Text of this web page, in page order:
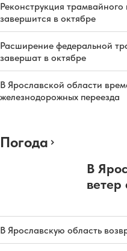
Реконструкция
завершится в октябре
Расширение федеральной
завершат в октябре
В Ярославской области
железнодорожных переезда
Погода
В
ветер
В Ярославскую область